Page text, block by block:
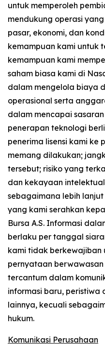
untuk memperoleh
mendukung operasi
pasar, ekonomi, dan
kemampuan kami untuk
kemampuan kami
saham biasa kami di
dalam mengelola biaya
operasional serta
dalam mencapai
penerapan teknologi
penerima lisensi kami ke
memang dilakukan;
tersebut; risiko yang
dan kekayaan
sebagaimana lebih
yang kami serahkan
Bursa A.S. Informasi
berlaku per tanggal
kami tidak berkewajiban
pernyataan
tercantum dalam
informasi baru, peristiwa
lainnya, kecuali
hukum.
Komunikasi Perusahaan